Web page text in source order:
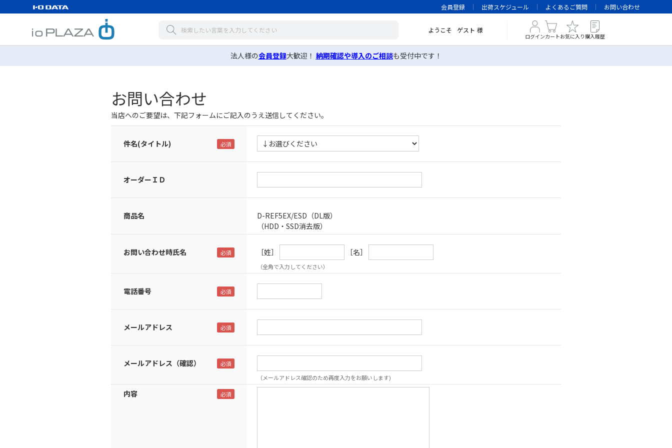
会員登録 出荷スケジュール よくあるご質問 お問い合わせ
ようこそ ゲスト 様
ログインカートお気に入り 購入履歴
法人様の会員登録大歓迎！ 納期確認や導入のご相談も受付中です！
お問い合わせ
当店へのご要望は、下記フォームにご記入のうえ送信してください。
件名(タイトル)
オーダーＩＤ
商品名
D-REF5EX/ESD（DL版）
（HDD・SSD消去版）
お問い合わせ時氏名 ［姓］ ［名］
（全角で入力してください）
電話番号
メールアドレス
メールアドレス（確認）
（メールアドレス確認のため再度入力をお願いします)
内容